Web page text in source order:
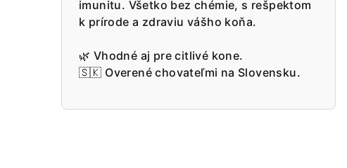
imunitu. Všetko bez chémie, s rešpektom
k prírode a zdraviu vášho koňa.
🌿 Vhodné aj pre citlivé kone.
🇸🇰 Overené chovateľmi na Slovensku.